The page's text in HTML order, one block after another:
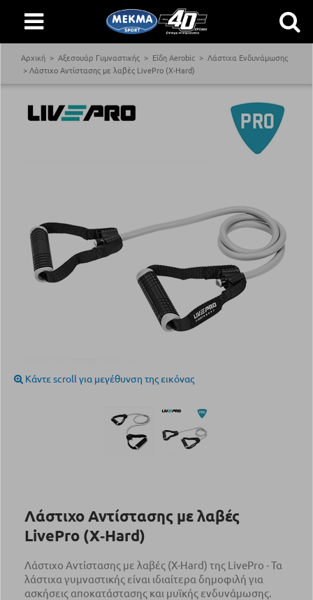
Αρχική Αξεσουάρ Γυμναστικής Είδη Aerobic
Λάστιχα Ενδυνάμωσης
Λάστιχο Αντίστασης με λαβές LivePro (X-Hard)
Κάντε scroll για μεγέθυνση της εικόνας
Λάστιχο Αντίστασης με λαβές
LivePro (X‑Hard)
Λάστιχο Αντίστασης με λαβές (X-Hard) της LivePro - Τα
λάστιχα γυμναστικής είναι ιδιαίτερα δημοφιλή για
ασκήσεις αποκατάστασης και μυϊκής ενδυνάμωσης.